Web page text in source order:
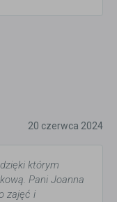
20 czerwca 2024
którym
Pani Joanna
zajęć i